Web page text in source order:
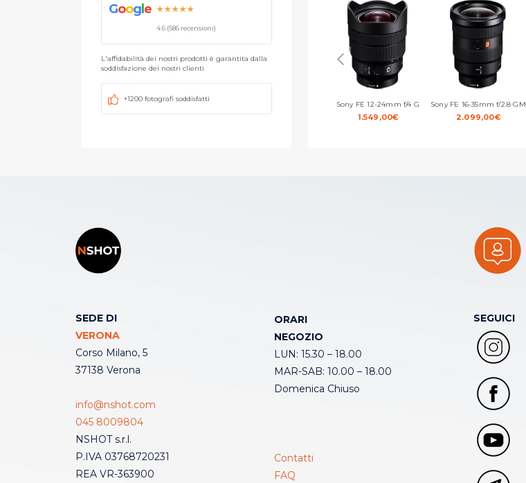
Googl e ★★★★★
4.6 (586 recensioni)
L'affidabilità dei nostri prodotti è garantita dalla
soddisfazione dei nostri clienti
+1200 fotografi soddisfatti
Sony FE 12-24mm f/4 G
1.549,00€
Sony FE 16-35mm f/2.8 GM
2.099,00€
SEDE DI
VERONA
Corso Milano, 5
37138 Verona
info@nshot.com
045 8009804
NSHOT s.r.l.
P.IVA 03768720231
REA VR-363900
ORARI
NEGOZIO
LUN: 15.30 – 18.00
MAR-SAB: 10.00 – 18.00
Domenica Chiuso
Contatti
FAQ
SEGUICI